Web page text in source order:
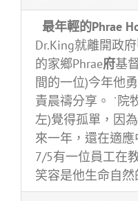
最年輕的Phrae
Dr.King就離開政
的家鄉Phrae府基
間的一位)今年他
責晨禱分享。 ˙院
左)覺得孤單，因
來一年，還在適應
7/5有一位員工在
笑容是他生命自然